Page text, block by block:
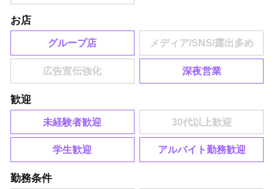
お店
グループ店
深夜営業
歓迎
未経験者歓迎
学生歓迎 アルバイト勤務歓迎
勤務条件